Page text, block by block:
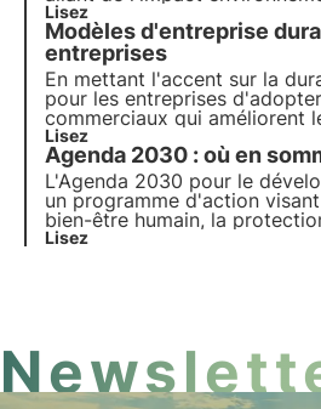
sociales. Cet article explore
dans le paysage économique,
tendances émergentes parmi
et les entreprises italiennes.
Lisez
Modèles d'entreprise
entreprises
En mettant l'accent sur la
pour les entreprises
commerciaux qui améliorent
position concurrentielle sur le
est de croître
impact positif sur
personnes.
Lisez
Agenda 2030 : où en
L'Agenda 2030 pour le
un programme d'action
bien-être humain, la
la prospérité économique.
Lisez